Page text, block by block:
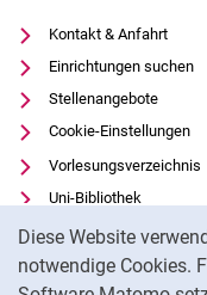
Diese Website
notwendige Cookies.
Kontakt & Anfahrt
Einrichtungen suchen
Stellenangebote
Cookie-Einstellungen
Vorlesungsverzeichnis
Uni-Bibliothek
Moodle
Panopto